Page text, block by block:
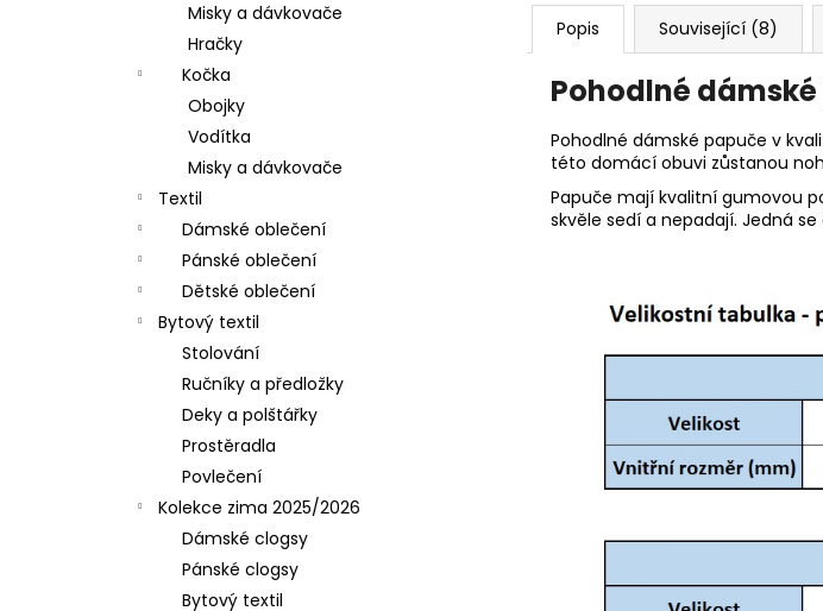
Misky a dávkovače
Hračky
Kočka
Obojky
Vodítka
Misky a dávkovače
Textil
Dámské oblečení
Pánské oblečení
Dětské oblečení
Bytový textil
Stolování
Ručníky a předložky
Deky a polštářky
Prostěradla
Povlečení
Kolekce zima 2025/2026
Dámské clogsy
Pánské clogsy
Bytový textil
Popis Související (8)
Pohodlné
Pohodlné dámské papuče v
této domácí obuvi zůstanou
Papuče mají kvalitní gumovou
skvěle sedí a nepadají. Jedná